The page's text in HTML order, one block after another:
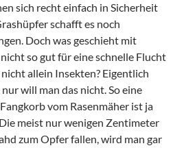
sich recht einfach in Sicherheit
schafft es noch
Doch was geschieht mit
so gut für eine schnelle Flucht
allein Insekten? Eigentlich
will man das nicht. So eine
vom Rasenmäher ist ja
meist nur wenigen Zentimeter
zum Opfer fallen, wird man gar